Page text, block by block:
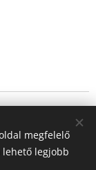
megfelelő
lehető legjobb